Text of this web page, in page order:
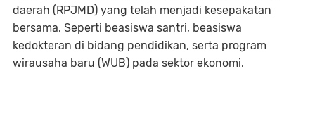
daerah (RPJMD) yang telah menjadi kesepakatan
bersama. Seperti beasiswa santri, beasiswa
kedokteran di bidang pendidikan, serta program
wirausaha baru (WUB) pada sektor ekonomi.